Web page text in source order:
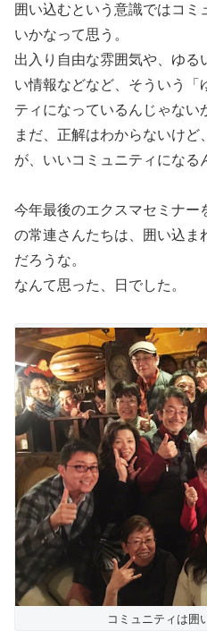
囲い込むという意識ではコ
いかなって思う。
出入り自由な雰囲気や、ゆ
い情報などなど、そういう
ティになっているんじゃない
まだ、正解はわからないけ
が、いいコミュニティになる
今年最後のエクスマセミナ
の常連さんたちは、囲い込
だろうな。
なんて思った、日でした。
コミュニティは囲